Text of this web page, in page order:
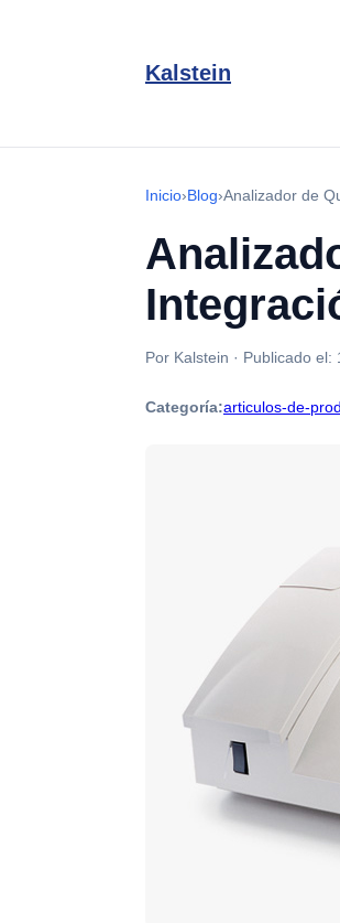
Kalstein
Inicio›Blog›Analizador de
Por Kalstein · Publicado el:
Categoría:articulos-de-